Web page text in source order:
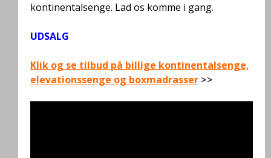
kontinentalsenge. Lad os komme i gang.
UDSALG
Klik og se tilbud på billige kontinentalsenge,
elevationssenge og boxmadrasser >>